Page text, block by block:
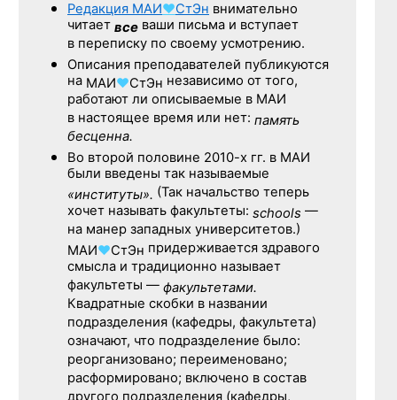
Редакция МАИ♥СтЭн внимательно
читает все ваши письма и вступает
в переписку по своему усмотрению.
Описания преподавателей публикуются
на МАИ♥СтЭн независимо от того,
работают ли описываемые в МАИ
в настоящее время или нет: память
бесценна.
Во второй половине 2010-х гг. в МАИ
были введены так называемые
«институты». (Так начальство теперь
хочет называть факультеты: schools —
на манер западных университетов.)
МАИ♥СтЭн придерживается здравого
смысла и традиционно называет
факультеты — факультетами.
Квадратные скобки в названии
подразделения (кафедры, факультета)
означают, что подразделение было:
реорганизовано; переименовано;
расформировано; включено в состав